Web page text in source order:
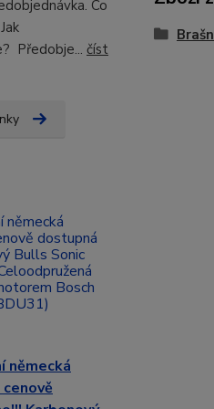
Co
Předobje... číst
německá